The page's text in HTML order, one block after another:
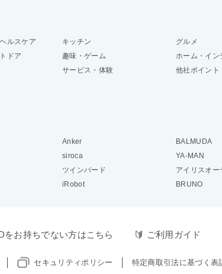
ルスケア キッチン グルメ
ドア 趣味・ゲーム ホーム・イン
サービス・体験 他社ポイント
Anker BALMUDA
siroca YA-MAN
ツインバード アイリスオー
iRobot BRUNO
をお持ちでない方はこちら ご利用ガイド
セキュリティポリシー 特定商取引法に基づく表